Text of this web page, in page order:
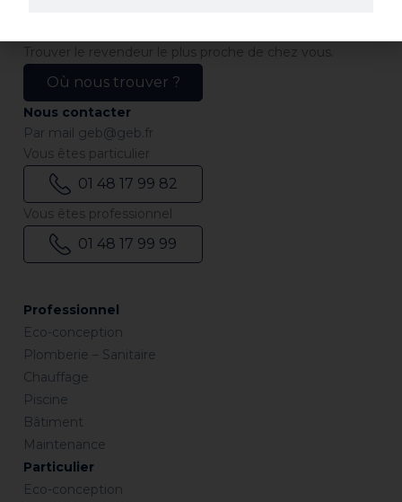
Professionnel
Eco-conception
Plomberie – Sanitaire
Chauffage
Piscine
Bâtiment
Maintenance
Particulier
Eco-conception
Trouver le revendeur le plus proche de chez vous.
Où nous trouver ?
Nous contacter
Par mail geb@geb.fr
Vous êtes particulier
01 48 17 99 82
Vous êtes professionnel
01 48 17 99 99